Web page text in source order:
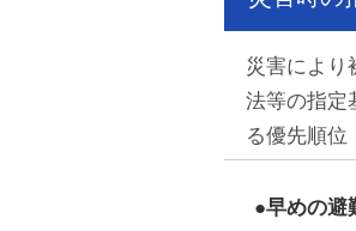
災害により
法等の指定
る優先順位
●早めの避